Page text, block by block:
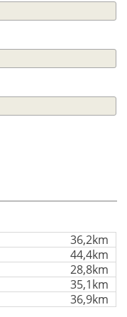
36,2km
44,4km
28,8km
35,1km
36,9km